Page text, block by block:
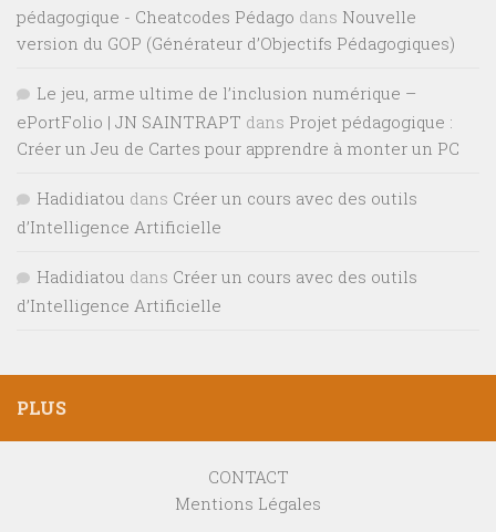
pédagogique - Cheatcodes Pédago dans Nouvelle
version du GOP (Générateur d’Objectifs Pédagogiques)
Le jeu, arme ultime de l’inclusion numérique –
ePortFolio | JN SAINTRAPT dans Projet pédagogique :
Créer un Jeu de Cartes pour apprendre à monter un PC
Hadidiatou dans Créer un cours avec des outils
d’Intelligence Artificielle
Hadidiatou dans Créer un cours avec des outils
d’Intelligence Artificielle
PLUS
CONTACT
Mentions Légales